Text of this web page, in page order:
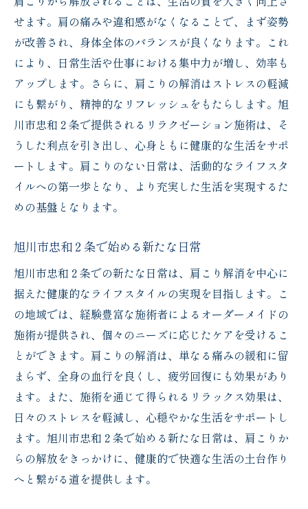
せます。肩の痛みや違和感がなくなることで、まず姿勢
が改善され、身体全体のバランスが良くなります。これ
により、日常生活や仕事における集中力が増し、効率も
アップします。さらに、肩こりの解消はストレスの軽減
にも繋がり、精神的なリフレッシュをもたらします。旭
川市忠和２条で提供されるリラクゼーション施術は、そ
うした利点を引き出し、心身ともに健康的な生活をサポ
ートします。肩こりのない日常は、活動的なライフスタ
イルへの第一歩となり、より充実した生活を実現するた
めの基盤となります。
旭川市忠和２条で始める新たな日常
旭川市忠和２条での新たな日常は、肩こり解消を中心に
据えた健康的なライフスタイルの実現を目指します。こ
の地域では、経験豊富な施術者によるオーダーメイドの
施術が提供され、個々のニーズに応じたケアを受けるこ
とができます。肩こりの解消は、単なる痛みの緩和に留
まらず、全身の血行を良くし、疲労回復にも効果があり
ます。また、施術を通じて得られるリラックス効果は、
日々のストレスを軽減し、心穏やかな生活をサポートし
ます。旭川市忠和２条で始める新たな日常は、肩こりか
らの解放をきっかけに、健康的で快適な生活の土台作り
へと繋がる道を提供します。